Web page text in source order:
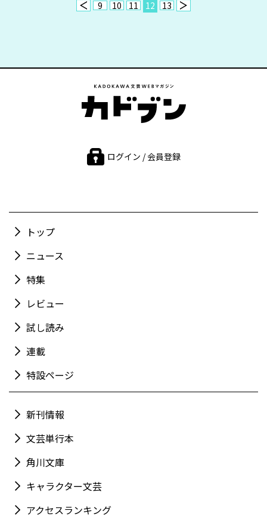
9 10 11 12 13
ログイン / 会員登録
トップ
ニュース
特集
レビュー
試し読み
連載
特設ページ
新刊情報
文芸単行本
角川文庫
キャラクター文芸
アクセスランキング